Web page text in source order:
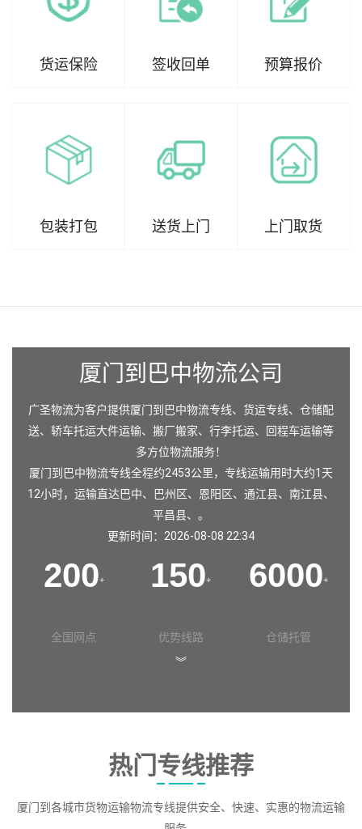
货运保险 签收回单 预算报价
包装打包 送货上门 上门取货
厦门到巴中物流公司
广圣物流为客户提供厦门到巴中物流专线、货运专线、仓储配
送、轿车托运大件运输、搬厂搬家、行李托运、回程车运输等
多方位物流服务！
厦门到巴中物流专线全程约2453公里，专线运输用时大约1天
12小时，运输直达巴中、 巴州区、 恩阳区、 通江县、 南江县、
平昌县、。
更新时间：2026-08-08 22:34
200+
全国网点
150+
优势线路
6000+
仓储托管
︾
热门专线推荐
厦门到各城市货物运输物流专线提供安全、快速、实惠的物流运输